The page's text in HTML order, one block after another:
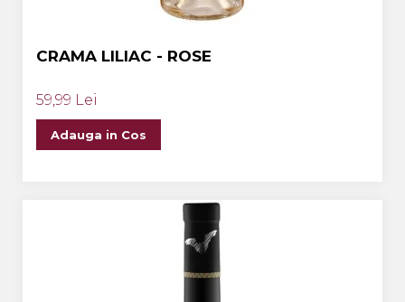
CRAMA LILIAC - ROSE
59,99 Lei
Adauga in Cos